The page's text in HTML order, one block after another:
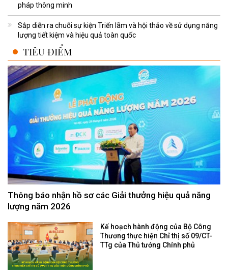
pháp thông minh
Sắp diễn ra chuỗi sự kiện Triển lãm và hội thảo về sử dụng năng
lượng tiết kiệm và hiệu quả toàn quốc
TIÊU ĐIỂM
Thông báo nhận hồ sơ các Giải thưởng hiệu quả năng
lượng năm 2026
Kế hoạch hành động của Bộ Công
Thương thực hiện Chỉ thị số 09/CT-
TTg của Thủ tướng Chính phủ